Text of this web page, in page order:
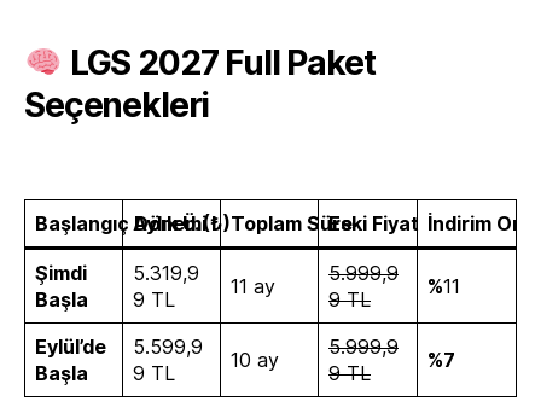
LGS 2027 Full Paket
Seçenekleri
Başlangıç Dönemi
Aylık Ü. (₺)Toplam SüreEski Fiyat İndirim
Şimdi
Başla
5.319,9
9 TL
11 ay
5.999,9
9 TL
%11
Eylül’de
Başla
5.599,9
9 TL
10 ay
5.999,9
9 TL
%7